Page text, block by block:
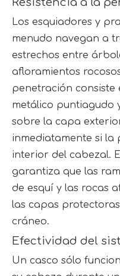
Resistencia a la
Los esquiadores y
menudo navegan a
estrechos entre
afloramientos
penetración consiste
metálico puntiagudo
sobre la capa
inmediatamente si la
interior del cabezal.
garantiza que las
de esquí y las rocas
las capas
cráneo.
Efectividad del
Un casco sólo